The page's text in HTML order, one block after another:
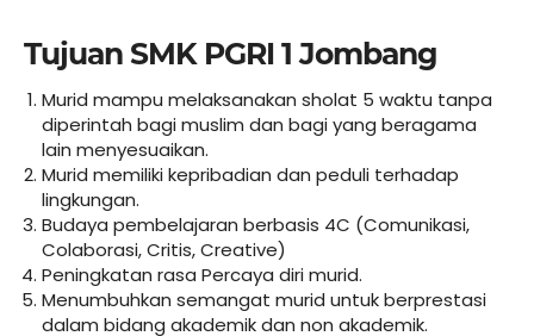
Tujuan SMK PGRI 1 Jombang
Murid mampu melaksanakan sholat 5 waktu tanpa
diperintah bagi muslim dan bagi yang beragama
lain menyesuaikan.
Murid memiliki kepribadian dan peduli terhadap
lingkungan.
Budaya pembelajaran berbasis 4C (Comunikasi,
Colaborasi, Critis, Creative)
Peningkatan rasa Percaya diri murid.
Menumbuhkan semangat murid untuk berprestasi
dalam bidang akademik dan non akademik.